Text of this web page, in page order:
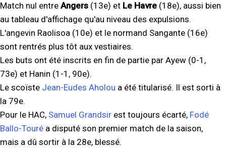
Match nul entre Angers (13e) et Le Havre (18e), aussi bien
au tableau d'affichage qu'au niveau des expulsions.
L'angevin Raolisoa (10e) et le normand Sangante (16e)
sont rentrés plus tôt aux vestiaires.
Les buts ont été inscrits en fin de partie par Ayew (0-1,
73e) et Hanin (1-1, 90e).
Le scoïste Jean-Eudes Aholou a été titularisé. Il est sorti à
la 79e.
Pour le HAC, Samuel Grandsir est toujours écarté, Fodé
Ballo-Touré a disputé son premier match de la saison,
mais a dû sortir à la 28e, blessé.